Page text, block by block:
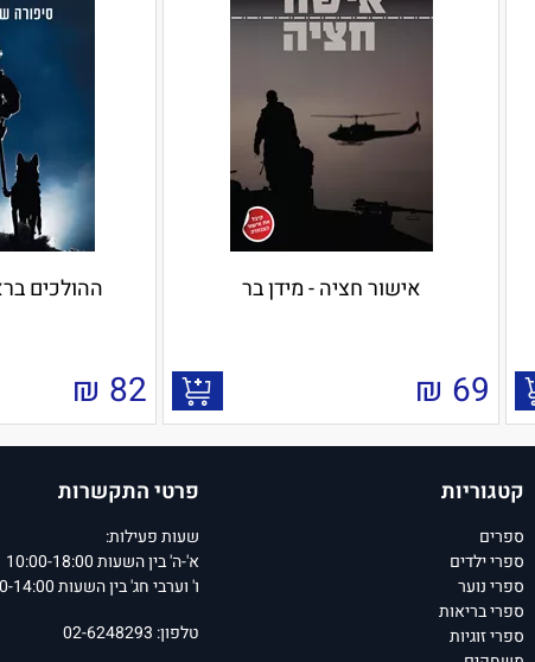
אישור חציה - מידן בר
69
₪
ההולכים
82
₪
קטגוריות
ספרים
ספרי ילדים
ספרי נוער
ספרי בריאות
ספרי זוגיות
פרטי התקשרות
שעות פעילות:
א'-ה' בין השעות 10:00-18:00
ו' וערבי חג' בין השעות 10:00-14:00
טלפון: 02-6248293